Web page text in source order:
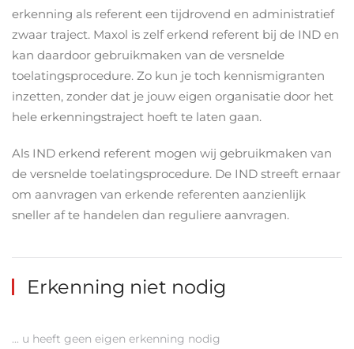
erkenning als referent een tijdrovend en administratief
zwaar traject. Maxol is zelf erkend referent bij de IND en
kan daardoor gebruikmaken van de versnelde
toelatingsprocedure. Zo kun je toch kennismigranten
inzetten, zonder dat je jouw eigen organisatie door het
hele erkenningstraject hoeft te laten gaan.
Als IND erkend referent mogen wij gebruikmaken van
de versnelde toelatingsprocedure. De IND streeft ernaar
om aanvragen van erkende referenten aanzienlijk
sneller af te handelen dan reguliere aanvragen.
Erkenning niet nodig
... u heeft geen eigen erkenning nodig